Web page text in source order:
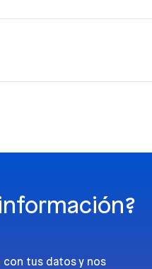
con tus datos y nos